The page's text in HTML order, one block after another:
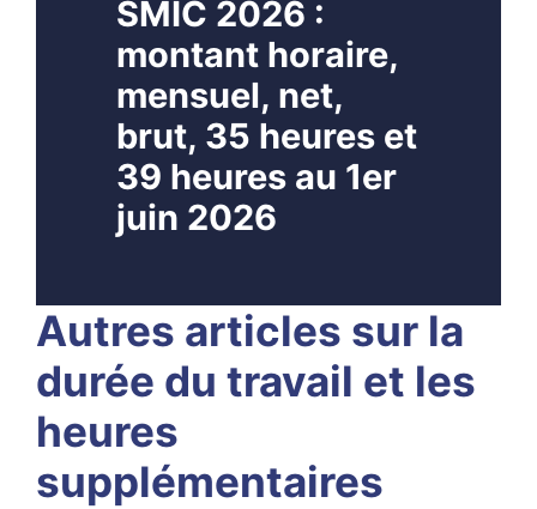
SMIC 2026 :
montant horaire,
mensuel, net,
brut, 35 heures et
39 heures au 1er
juin 2026
Autres articles sur la
durée du travail et les
heures
supplémentaires